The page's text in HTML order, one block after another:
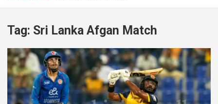
Tag: Sri Lanka Afgan Match